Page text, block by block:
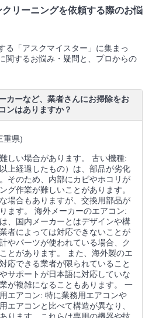
リーニングを依頼する際のお悩
る「アスクマイスター」に集まっ
関するお悩み・疑問と、プロからの
カーなど、業者さんにお掃除をお
ンはありますか？
重県)
しい場合があります。 古い機種:
上経過したもの）は、部品が劣化
そのため、内部にカビやホコリが
グ作業が難しいことがあります。
場合もありますが、交換用部品が
ます。 海外メーカーのエアコン:
、国内メーカーとはデザインや構
者によっては対応できないことが
やパーツが使われている場合、ク
とがあります。 また、海外製のエ
応できる業者が限られていること
サポートが日本語に対応していな
が複雑になることもあります。 一
エアコン: 特に業務用エアコンや
エアコンと比べて構造が異なり、